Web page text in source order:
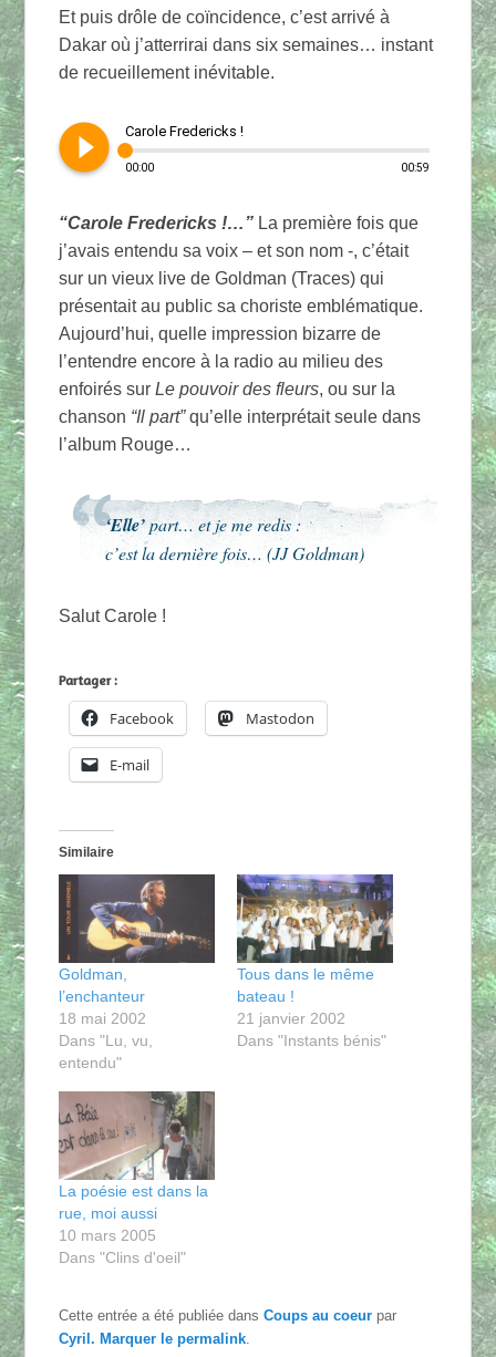
Et puis drôle de coïncidence, c’est arrivé à
Dakar où j’atterrirai dans six semaines… instant
de recueillement inévitable.
play_circle_filled Carole Fredericks !
00:00 00:59
“Carole Fredericks !…” La première fois que
j’avais entendu sa voix – et son nom -, c’était
sur un vieux live de Goldman (Traces) qui
présentait au public sa choriste emblématique.
Aujourd’hui, quelle impression bizarre de
l’entendre encore à la radio au milieu des
enfoirés surLe pouvoir des fleurs, ou sur la
chanson “Il part”qu’elle interprétait seule dans
l’album Rouge…
‘Elle’part… et je me redis :
c’est la dernière fois… (JJ Goldman)
Salut Carole !
Partager :
Facebook Mastodon
E-mail
Similaire
Goldman,
l’enchanteur
18 mai 2002
Dans "Lu, vu,
entendu"
Tous dans le même
bateau !
21 janvier 2002
Dans "Instants bénis"
La poésie est dans la
rue, moi aussi
10 mars 2005
Dans "Clins d'oeil"
Cette entrée a été publiée dansCoups au coeur par
Cyril. Marquer lepermalink.